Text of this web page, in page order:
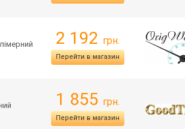
2 192 грн.
Перейти в магазин
1 855 грн.
Перейти в магазин